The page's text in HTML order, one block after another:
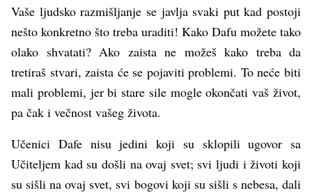
Vaše ljudsko razmišljanje se javlja svaki put kad postoji
nešto konkretno što treba uraditi! Kako Dafu možete tako
olako shvatati? Ako zaista ne možeš kako treba da
tretiraš stvari, zaista će se pojaviti problemi. To neće biti
mali problemi, jer bi stare sile mogle okončati vaš život,
pa čak i večnost vašeg života.
Učenici Dafe nisu jedini koji su sklopili ugovor sa
Učiteljem kad su došli na ovaj svet; svi ljudi i životi koji
su sišli na ovaj svet, svi bogovi koji su sišli s nebesa, dali